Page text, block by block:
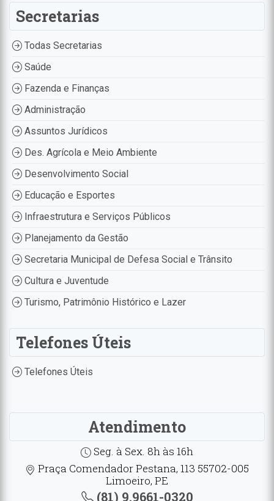
Secretarias
Todas Secretarias
Saúde
Fazenda e Finanças
Administração
Assuntos Jurídicos
Des. Agrícola e Meio Ambiente
Desenvolvimento Social
Educação e Esportes
Infraestrutura e Serviços Públicos
Planejamento da Gestão
Secretaria Municipal de Defesa Social e Trânsito
Cultura e Juventude
Turismo, Patrimônio Histórico e Lazer
Telefones Úteis
Telefones Úteis
Atendimento
Seg. à Sex. 8h às 16h
Praça Comendador Pestana, 113 55702-005
Limoeiro, PE
(81) 9.9661-0320